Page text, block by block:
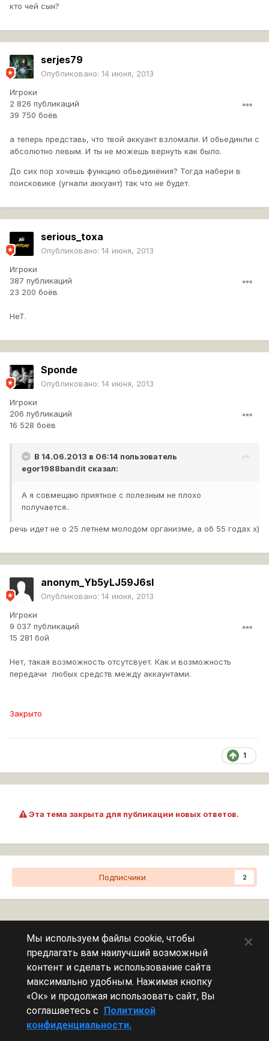
кто чей сын?
serjes79
Опубликовано: 14 июня, 2013
Игроки
2 826 публикаций
39 750 боёв
a теперь представь, что твой аккуант взломали. И обьединли с
абсолютно левым. И ты не можешь вернуть как было.
До сих пор хочешь функцию обьединёния? Тогда набери в
поисковике (угнали аккуант) так что не будет.
serious_toxa
Опубликовано: 14 июня, 2013
Игроки
387 публикаций
23 200 боёв
НеТ.
Sponde
Опубликовано: 14 июня, 2013
Игроки
206 публикаций
16 528 боёв
В 14.06.2013 в 06:14 пользователь
egor1988bandit сказал:
А я совмещаю приятное с полезным не плохо
получается..
речь идет не о 25 летнем молодом организме, а об 55 годах х)
anonym_Yb5yLJ59J6sI
Опубликовано: 14 июня, 2013
Игроки
9 037 публикаций
15 281 бой
Нет, такая возможность отсутсвует. Как и возможность
передачи любых средств между аккаунтами.
Закрыто
1
Эта тема закрыта для публикации новых ответов.
Подписчики 2
Сейчас на странице
Эту страницу никто не просматривает.
Мы используем файлы cookie, чтобы
предлагать вам наилучший возможный
контент и сделать использование сайта
максимально удобным. Нажимая кнопку
«Ок» и продолжая использовать сайт, Вы
соглашаетесь с Политикой
конфиденциальности.
×